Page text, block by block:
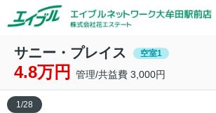
サニー・プレイス 空室1
4.8万円 管理/共益費 3,000円
1/28